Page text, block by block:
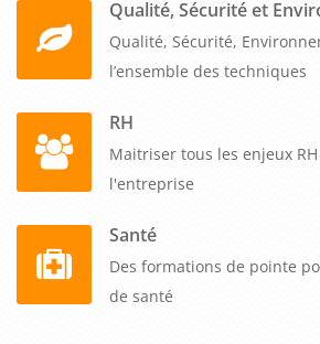
Qualité, Sécurité et
Qualité, Sécurité,
l’ensemble des techniques
RH
Maitriser tous les enjeux
l'entreprise
Santé
Des formations de pointe
de santé